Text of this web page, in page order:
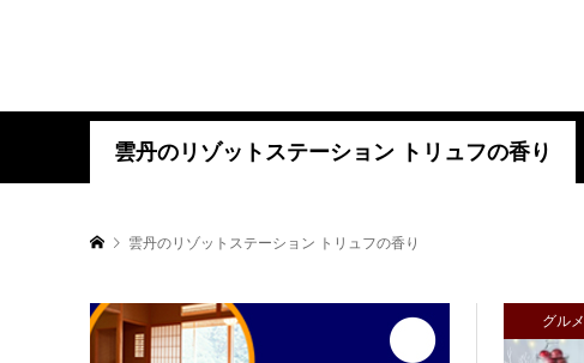
雲丹のリゾットステーション トリュフの香り
雲丹のリゾットステーション トリュフの香り
グルメ